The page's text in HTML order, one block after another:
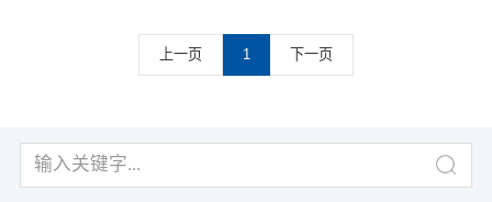
上一页 1 下一页